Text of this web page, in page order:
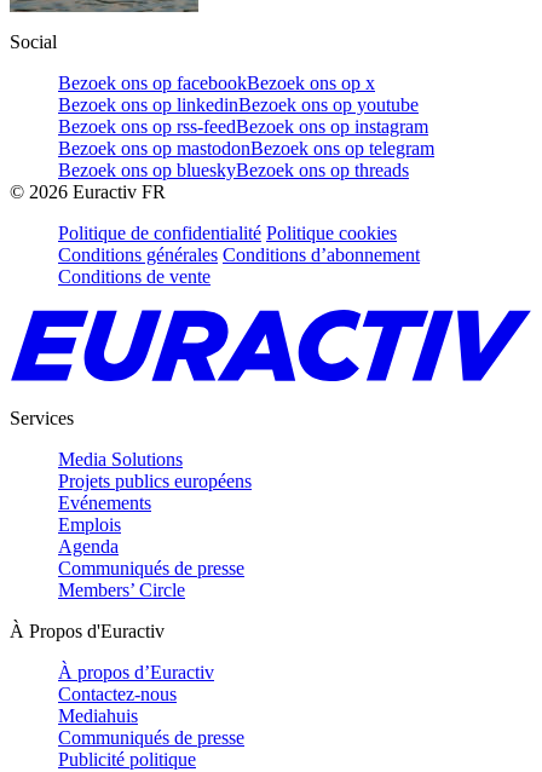
Social
Bezoek ons op facebookBezoek ons op x
Bezoek ons op linkedinBezoek ons op youtube
Bezoek ons op rss-feedBezoek ons op instagram
Bezoek ons op mastodonBezoek ons op telegram
Bezoek ons op blueskyBezoek ons op threads
© 2026 Euractiv FR
Politique de confidentialité Politique cookies
Conditions générales Conditions d’abonnement
Conditions de vente
Services
Media Solutions
Projets publics européens
Evénements
Emplois
Agenda
Communiqués de presse
Members’ Circle
À Propos d'Euractiv
À propos d’Euractiv
Contactez-nous
Mediahuis
Communiqués de presse
Publicité politique